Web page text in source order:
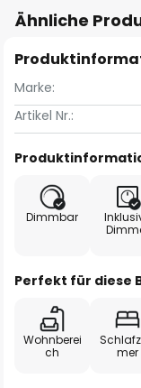
Ähnliche
Marke:
Artikel Nr.:
Dimmbar
Perfekt für diese
Wohnberei
ch
mer